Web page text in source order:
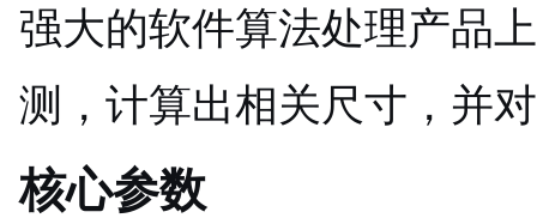
强大的软件算法处理产品
测，计算出相关尺寸，并
核心参数